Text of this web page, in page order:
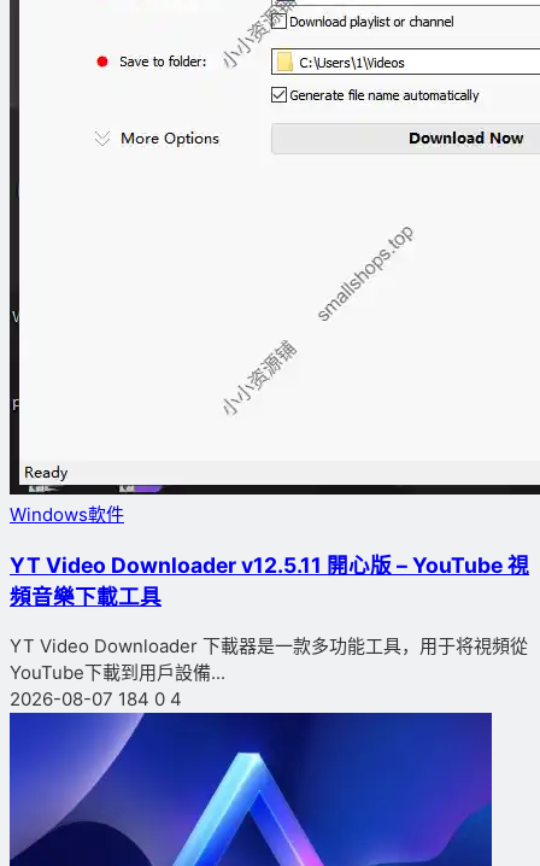
Windows軟件
YT Video Downloader v12.5.11 開心版 – YouTube 視
頻音樂下載工具
YT Video Downloader 下載器是一款多功能工具，用于将視頻從
YouTube下載到用戶設備...
2026-08-07 184 0 4